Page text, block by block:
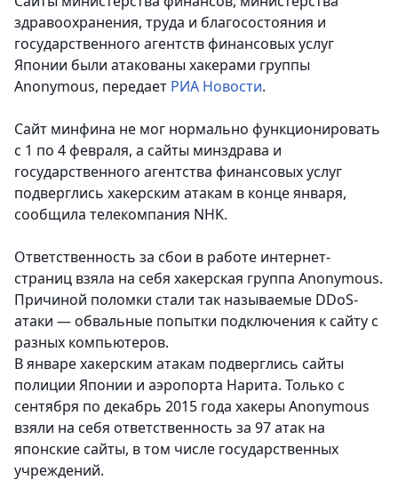
здравоохранения, труда и благосостояния и
государственного агентств финансовых услуг
Японии были атакованы хакерами группы
Anonymous, передает РИА Новости.
Сайт минфина не мог нормально функционировать
с 1 по 4 февраля, а сайты минздрава и
государственного агентства финансовых услуг
подверглись хакерским атакам в конце января,
сообщила телекомпания NHK.
Ответственность за сбои в работе интернет-
страниц взяла на себя хакерская группа Anonymous.
Причиной поломки стали так называемые DDoS-
атаки — обвальные попытки подключения к сайту с
разных компьютеров.
В январе хакерским атакам подверглись сайты
полиции Японии и аэропорта Нарита. Только с
сентября по декабрь 2015 года хакеры Anonymous
взяли на себя ответственность за 97 атак на
японские сайты, в том числе государственных
учреждений.